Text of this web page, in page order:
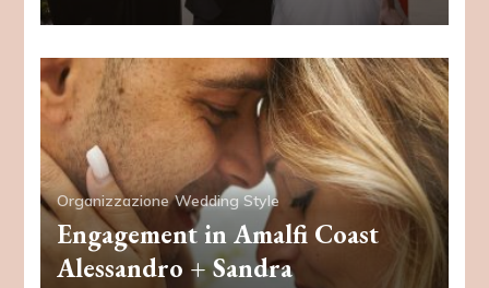
Organizzazione Wedding Style
Engagement in Amalfi Coast
Alessandro + Sandra